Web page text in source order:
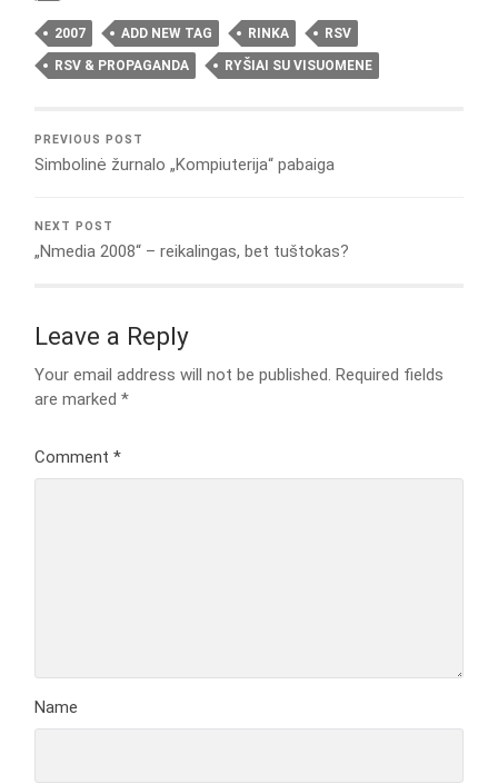
2007 ADD NEW TAG RINKA RSV
RSV & PROPAGANDA RYŠIAI SU VISUOMENE
PREVIOUS POST
Simbolinė žurnalo „Kompiuterija“ pabaiga
NEXT POST
„Nmedia 2008“ – reikalingas, bet tuštokas?
Leave a Reply
Your email address will not be published. Required fields
are marked*
Comment*
Name